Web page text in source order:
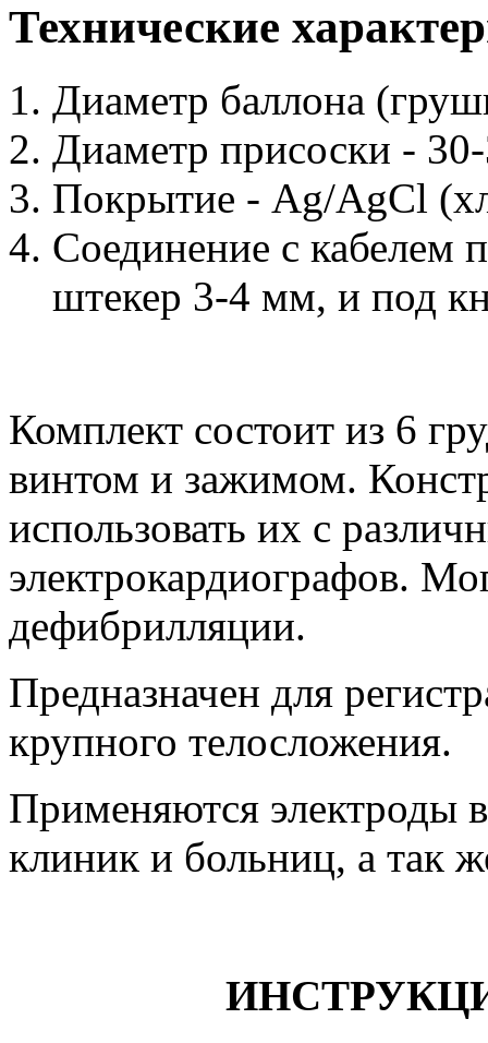
Технические
Диаметр баллона
Диаметр присоски -
Покрытие - Ag/AgCl
Соединение с кабелем
штекер 3-4 мм, и под
Комплект состоит из 6
винтом и зажимом.
использовать их с
электрокардиографов.
дефибрилляции.
Предназначен для
крупного телосложения.
Применяются электроды
клиник и больниц, а так